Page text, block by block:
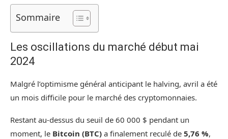
Sommaire
Les oscillations du marché début mai
2024
Malgré l’optimisme général anticipant le halving, avril a été
un mois difficile pour le marché des cryptomonnaies.
Restant au-dessus du seuil de 60 000 $ pendant un
moment, le Bitcoin (BTC) a finalement reculé de 5,76 %,